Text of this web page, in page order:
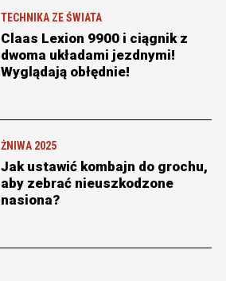
TECHNIKA ZE ŚWIATA
Claas Lexion 9900 i ciągnik z
dwoma układami jezdnymi!
Wyglądają obłędnie!
ŻNIWA 2025
Jak ustawić kombajn do grochu,
aby zebrać nieuszkodzone
nasiona?